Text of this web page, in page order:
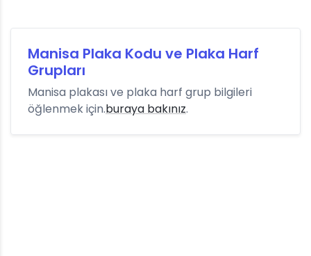
Manisa Plaka Kodu ve Plaka Harf
Grupları
Manisa plakası ve plaka harf grup bilgileri
öğlenmek için.buraya bakınız.